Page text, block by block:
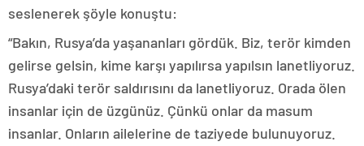
seslenerek şöyle konuştu:
“Bakın, Rusya’da yaşananları gördük. Biz, terör kimden
gelirse gelsin, kime karşı yapılırsa yapılsın lanetliyoruz.
Rusya’daki terör saldırısını da lanetliyoruz. Orada ölen
insanlar için de üzgünüz. Çünkü onlar da masum
insanlar. Onların ailelerine de taziyede bulunuyoruz.